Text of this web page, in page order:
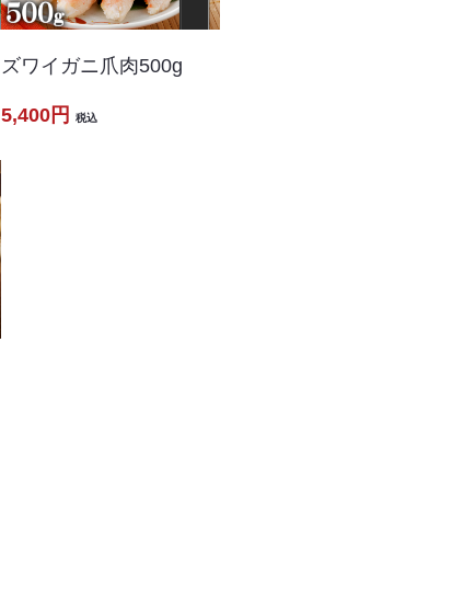
ズワイガニ爪肉500g
5,400円 税込